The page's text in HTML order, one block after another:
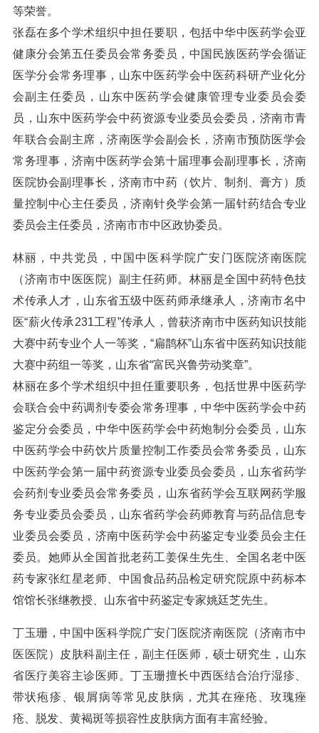
等荣誉。
张磊在多个学术组织中担任要职，包括中华中医药学会亚
健康分会第五任委员会常务委员，中国民族医药学会循证
医学分会常务理事，山东中医药学会中医药科研产业化分
会副主任委员，山东中医药学会健康管理专业委员会委
员，山东中医药学会中药资源专业委员会委员，济南市青
年联合会副主席，济南医学会副会长，济南市预防医学会
常务理事，济南中医药学会第十届理事会副理事长，济南
医院协会副理事长，济南市中药（饮片、制剂、膏方）质
量控制中心主任委员，济南针灸学会第一届针药结合专业
委员会主任委员，济南市市中区政协委员。
林丽，中共党员，中国中医科学院广安门医院济南医院
（济南市中医医院）副主任药师。林丽是全国中药特色技
术传承人才，山东省五级中医药师承继承人，济南市名中
医“薪火传承231工程”传承人，曾获济南市中医药知识技能
大赛中药专业个人一等奖，“扁鹊杯”山东省中医药知识技能
大赛中药组一等奖，山东省“富民兴鲁劳动奖章”。
林丽在多个学术组织中担任重要职务，包括世界中医药学
会联合会中药调剂专委会常务理事，中华中医药学会中药
鉴定分会委员，中华中医药学会中药炮制分会委员，山东
中医药学会中药饮片质量控制工作委员会常务委员，山东
中医药学会第一届中药资源专业委员会委员，山东省药学
会药剂专业委员会常务委员，山东省药学会互联网药学服
务专业委员会委员，山东省药学会药师教育与药品信息专
业委员会委员，济南中医药学会中药鉴定专业委员会主任
委员。她师从全国首批老药工姜保生先生、全国名老中医
药专家张红星老师、中国食品药品检定研究院原中药标本
馆馆长张继教授、山东省中药鉴定专家姚廷芝先生。
丁玉珊，中国中医科学院广安门医院济南医院（济南市中
医医院）皮肤科副主任，副主任医师，硕士研究生，山东
省医疗美容主诊医师。丁玉珊擅长中西医结合治疗湿疹、
带状疱疹、银屑病等常见皮肤病，尤其在痤疮、玫瑰痤
疮、脱发、黄褐斑等损容性皮肤病方面有丰富经验。